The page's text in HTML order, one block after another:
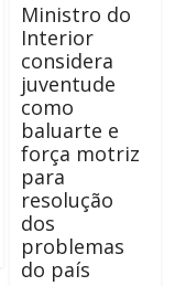
Ministro do
Interior
considera
juventude
como
baluarte e
força motriz
para
resolução
dos
problemas
do país